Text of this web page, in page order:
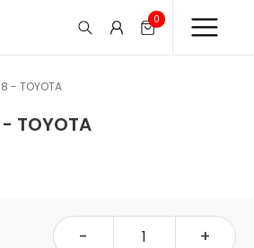
0
- TOYOTA
TOYOTA
- +